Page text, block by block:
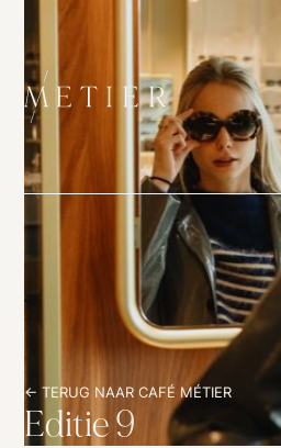
<- TERUG NAAR CAFÉ MÉTIER
Editie 9